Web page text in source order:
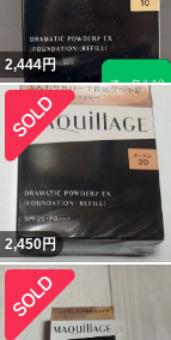
2,444円
2,450円